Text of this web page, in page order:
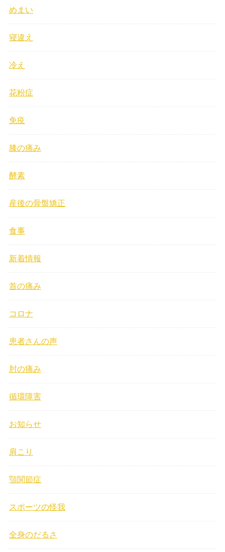
めまい
寝違え
冷え
花粉症
免疫
膝の痛み
酵素
産後の骨盤矯正
食事
新着情報
首の痛み
コロナ
患者さんの声
肘の痛み
循環障害
お知らせ
肩こり
顎関節症
スポーツの怪我
全身のだるさ